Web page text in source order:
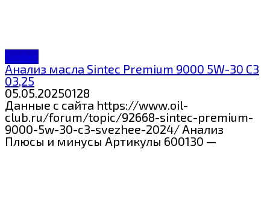
Sintec
Анализ масла Sintec Premium 9000 5W-30 C3
03,25
05.05.20250128
Данные с сайта https://www.oil-
club.ru/forum/topic/92668-sintec-premium-
9000-5w-30-c3-svezhee-2024/ Анализ
Плюсы и минусы Артикулы 600130 —